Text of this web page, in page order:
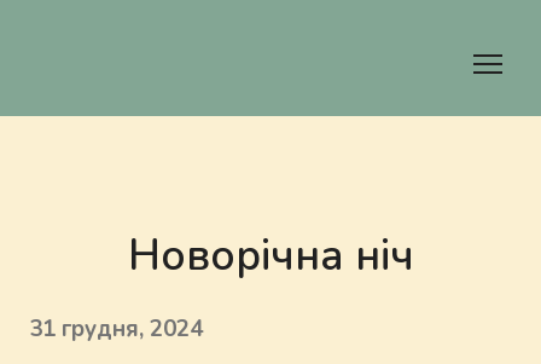
Новорічна ніч
31 грудня, 2024